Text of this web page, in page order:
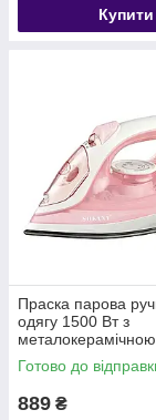
Купити
Праска парова
одягу 1500 Вт з
Рожева Sokany SK-
Готово до
889 ₴